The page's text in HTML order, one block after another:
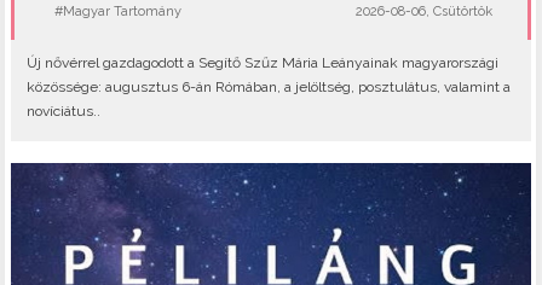
#Magyar Tartomány 2026-08-06, Csütörtök
Új nővérrel gazdagodott a Segítő Szűz Mária Leányainak magyarországi
közössége: augusztus 6-án Rómában, a jelöltség, posztulátus, valamint a
novíciátus..